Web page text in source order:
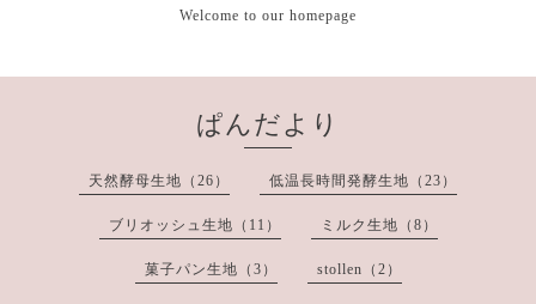
Welcome to our homepage
ぱんだより
天然酵母生地（26） 低温長時間発酵生地（23）
ブリオッシュ生地（11） ミルク生地（8）
菓子パン生地（3） stollen（2）